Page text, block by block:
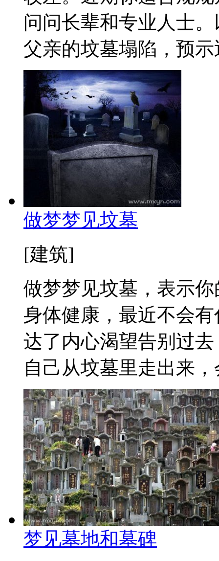
问问长辈和专业人士
父亲的坟墓塌陷，预
做梦梦见坟墓
[建筑]
做梦梦见坟墓，表示
身体健康，最近不会
达了内心渴望告别过
自己从坟墓里走出来
梦见墓地和墓碑